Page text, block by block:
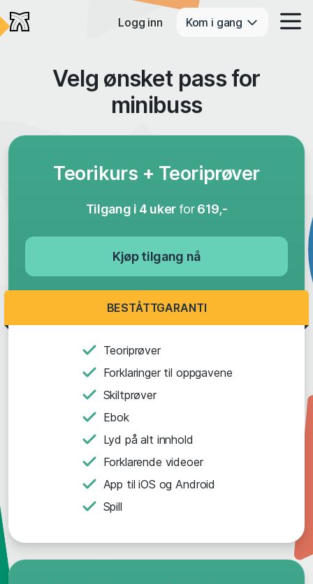
Logg inn Kom i gang
Velg ønsket pass for
minibuss
Teorikurs + Teoriprøver
Tilgang i 4 uker for619,-
Kjøp tilgang nå
BESTÅTTGARANTI
Teoriprøver
Forklaringer til oppgavene
Skiltprøver
Ebok
Lyd på alt innhold
Forklarende videoer
App til iOS og Android
Spill